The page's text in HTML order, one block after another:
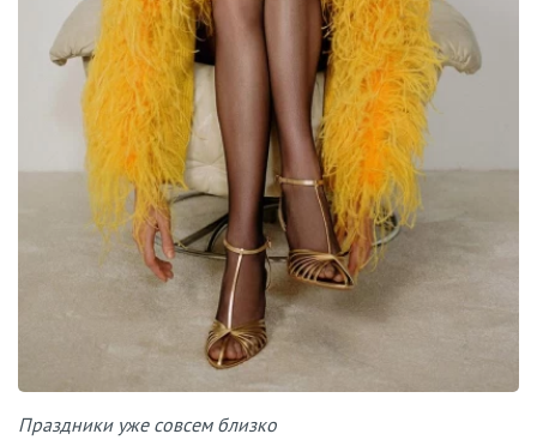
Праздники уже совсем близко